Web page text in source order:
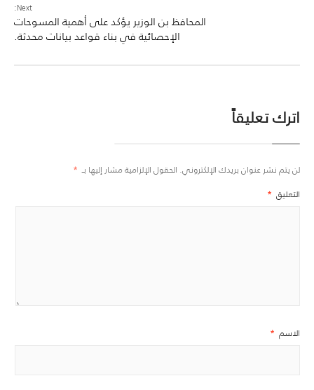
Next:
المحافظ بن الوزير يؤكد على أهمية المسوحات
الإحصائية في بناء قواعد بيانات محدثة.
اترك تعليقاً
لن يتم نشر عنوان بريدك الإلكتروني. الحقول الإلزامية مشار إليها بـ *
التعليق *
الاسم *